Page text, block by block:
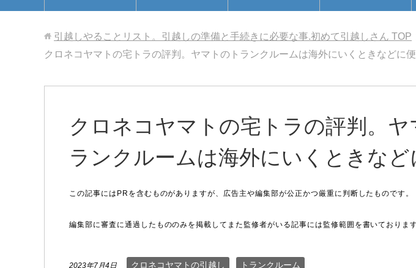
引越しやることリスト。引越しの準備と手続きに必要な事.初めて引越しさん TOP
クロネコヤマトの宅トラの評判。ヤマトのトランクルームは海外にいくときなどに便
クロネコヤマトの宅トラの評判。ヤ
ランクルームは海外にいくときなど
2023年7月4日 クロネコヤマトの引越し トランクルーム